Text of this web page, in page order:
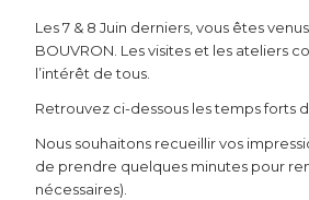
Les 7 & 8 Juin derniers, vous êtes
BOUVRON. Les visites et les ateliers
l’intérêt de tous.
Retrouvez ci-dessous les temps forts
Nous souhaitons recueillir vos
de prendre quelques minutes pour
nécessaires).